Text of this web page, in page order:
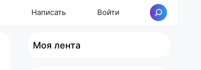
Написать Войти Поиск
Моя лента